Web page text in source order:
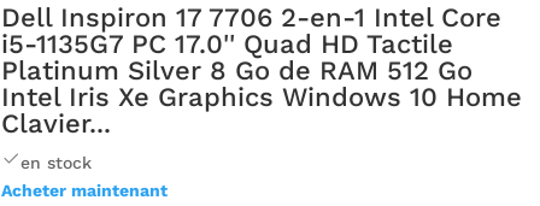
Dell Inspiron 17 7706 2-en-1 Intel Core
i5-1135G7 PC 17.0'' Quad HD Tactile
Platinum Silver 8 Go de RAM 512 Go
Intel Iris Xe Graphics Windows 10 Home
Clavier...
en stock
Acheter maintenant